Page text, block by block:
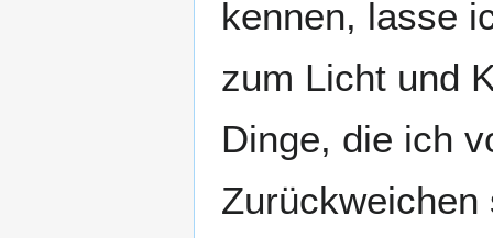
kennen, lasse
zum Licht und
Dinge, die ich